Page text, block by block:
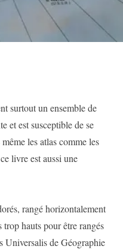
surtout un ensemble de
et est susceptible de se
les atlas comme les
livre est aussi une
rangé horizontalement
trop hauts pour être rangés
Universalis de Géographie